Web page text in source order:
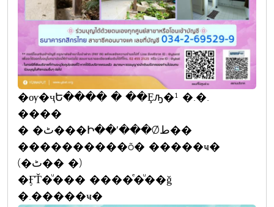
�ѹ�ҷԵ���� � ��Ȩԡ�¹ �.�.
����
� �ٹ���Ի��ʹ���Ǿط��
����������õ� �����ҹ�
(�ٹ�� �)
�ӺŤ�ͧ��� ����ͤ�ͧ��ǧ
�.�����ҹ�